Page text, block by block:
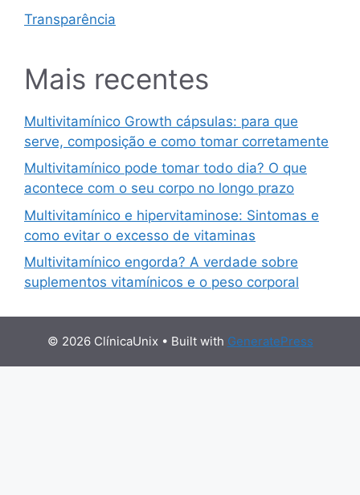
Transparência
Mais recentes
Multivitamínico Growth cápsulas: para que
serve, composição e como tomar corretamente
Multivitamínico pode tomar todo dia? O que
acontece com o seu corpo no longo prazo
Multivitamínico e hipervitaminose: Sintomas e
como evitar o excesso de vitaminas
Multivitamínico engorda? A verdade sobre
suplementos vitamínicos e o peso corporal
© 2026 ClínicaUnix• Built with GeneratePress